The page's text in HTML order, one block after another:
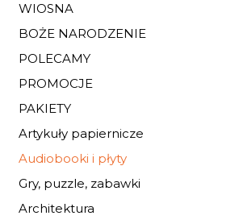
WIOSNA
BOŻE NARODZENIE
POLECAMY
PROMOCJE
PAKIETY
Artykuły papiernicze
Audiobooki i płyty
Gry, puzzle, zabawki
Architektura